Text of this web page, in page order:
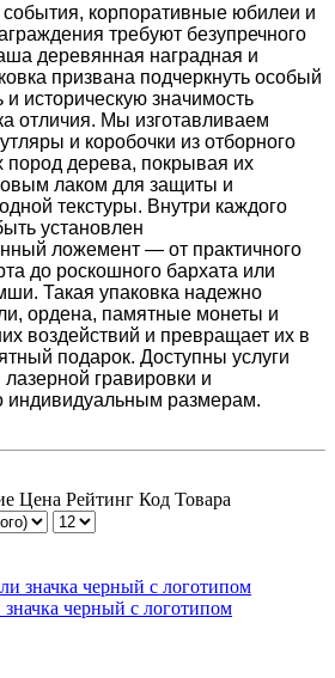
корпоративные юбилеи и
требуют безупречного
деревянная наградная и
призвана подчеркнуть особый
и историческую значимость
отличия. Мы изготавливаем
и коробочки из отборного
пород дерева, покрывая их
лаком для защиты и
текстуры. Внутри каждого
установлен
ложемент — от практичного
до роскошного бархата или
Такая упаковка надежно
ордена, памятные монеты и
воздействий и превращает их в
подарок. Доступны услуги
гравировки и
индивидуальным размерам.
Цена Рейтинг Код Товара
черный с логотипом